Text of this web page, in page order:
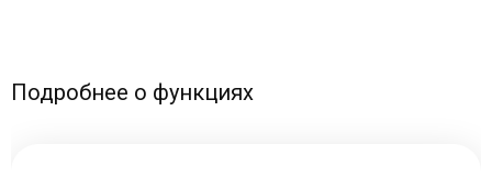
Подробнее о функциях